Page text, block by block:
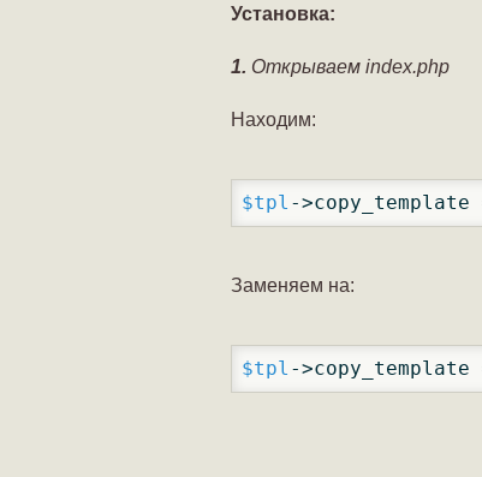
Установка:
1. Открываем index.php
Находим:
$tpl -
Заменяем на:
$tpl -